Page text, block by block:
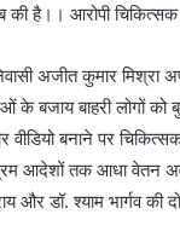
है।। आरोपी
अजीत कुमार
के बजाय बाहरी लोगों
और वीडियो बनाने पर
आदेशों तक आधा वेतन
और डॉ. श्याम भार्गव